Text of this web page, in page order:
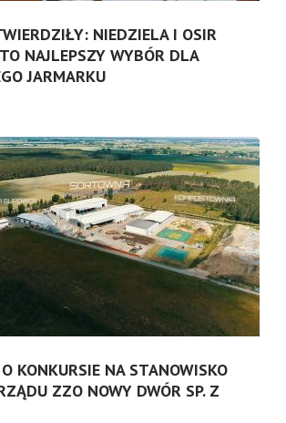
NIEDZIELA I OSIR
NAJLEPSZY WYBÓR DLA
JARMARKU
KONKURSIE NA STANOWISKO
ZZO NOWY DWÓR SP. Z